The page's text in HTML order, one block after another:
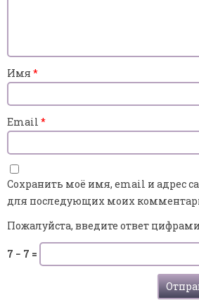
Имя *
Email *
Сохранить моё имя, email и адрес
для последующих моих
Пожалуйста, введите ответ
7 − 7 =